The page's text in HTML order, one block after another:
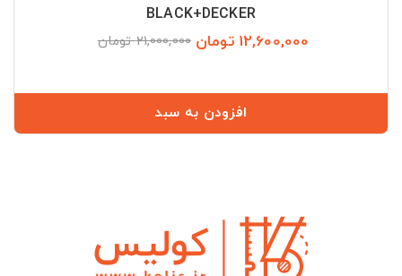
BLACK+DECKER
12,600,000 تومان 21,000,000 تومان
افزودن به سبد